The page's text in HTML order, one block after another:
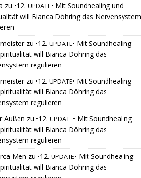
zu •12. UPDATE• Mit Soundhealing und
will Bianca Döhring das Nervensystem
zu •12. UPDATE• Mit Soundhealing
will Bianca Döhring das
regulieren
zu •12. UPDATE• Mit Soundhealing
will Bianca Döhring das
regulieren
Außen zu •12. UPDATE• Mit Soundhealing
will Bianca Döhring das
regulieren
Men zu •12. UPDATE• Mit Soundhealing
will Bianca Döhring das